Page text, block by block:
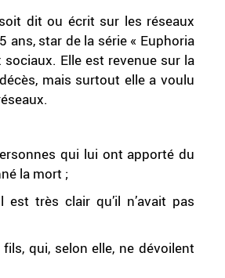
dit ou écrit sur les réseaux
ans, star de la série « Euphoria
Elle est revenue sur la
mais surtout elle a voulu
qui lui ont apporté du
la mort ;
très clair qu’il n’avait pas
qui, selon elle, ne dévoilent